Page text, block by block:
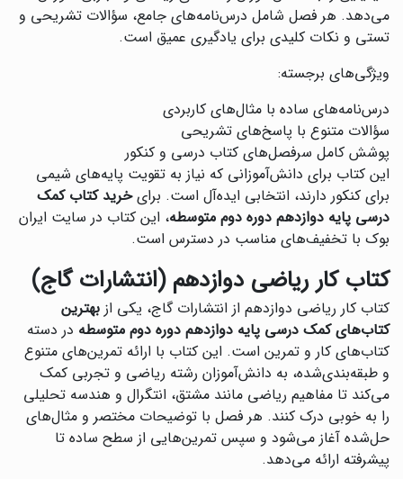
می‌دهد. هر فصل شامل درس‌نامه‌های جامع، سؤالات تشریحی و
تستی و نکات کلیدی برای یادگیری عمیق است.
ویژگی‌های برجسته:
درس‌نامه‌های ساده با مثال‌های کاربردی
سؤالات متنوع با پاسخ‌های تشریحی
پوشش کامل سرفصل‌های کتاب درسی و کنکور
این کتاب برای دانش‌آموزانی که نیاز به تقویت پایه‌های شیمی
برای کنکور دارند، انتخابی ایده‌آل است. برایخرید کتاب کمک
درسی پایه دوازدهم دوره دوم متوسطه، این کتاب در سایت ایران
بوک با تخفیف‌های مناسب در دسترس است.
کتاب کار ریاضی دوازدهم (انتشارات گاج)
کتاب کار ریاضی دوازدهم از انتشارات گاج، یکی از بهترین
کتاب‌های کمک درسی پایه دوازدهم دوره دوم متوسطه در دسته
کتاب‌های کار و تمرین است. این کتاب با ارائه تمرین‌های متنوع
و طبقه‌بندی‌شده، به دانش‌آموزان رشته ریاضی و تجربی کمک
می‌کند تا مفاهیم ریاضی مانند مشتق، انتگرال و هندسه تحلیلی
را به خوبی درک کنند. هر فصل با توضیحات مختصر و مثال‌های
حل‌شده آغاز می‌شود و سپس تمرین‌هایی از سطح ساده تا
پیشرفته ارائه می‌دهد.